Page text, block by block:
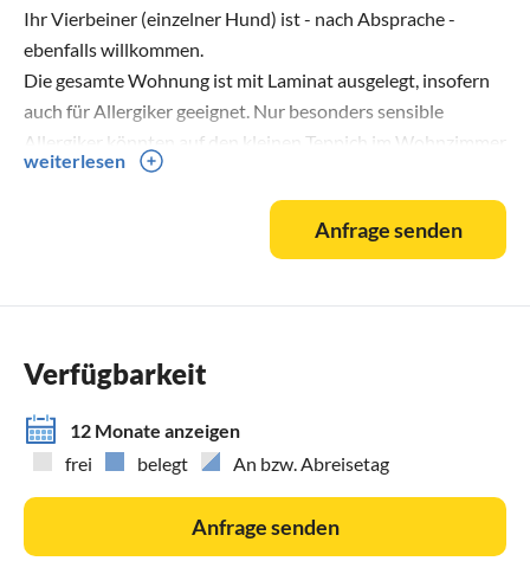
Ihr Vierbeiner (einzelner Hund) ist - nach Absprache -
ebenfalls willkommen.
Die gesamte Wohnung ist mit Laminat ausgelegt, insofern
auch für Allergiker geeignet. Nur besonders sensible
Allergiker könnten auf den kleinen Teppich im Wohnzimmer
oder die Polstermöbel evtl. reagieren.
Wir empfehlen die üblichen Hygienestandards einzuhalten.
weiterlesen
Anfrage senden
Verfügbarkeit
12 Monate anzeigen
frei
belegt An bzw. Abreisetag
Anfrage senden